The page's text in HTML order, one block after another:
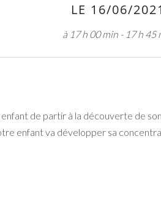
LE 16/06/2021
à 17 h 00 min - 17 h 45
de partir à la découverte de
enfant va développer sa